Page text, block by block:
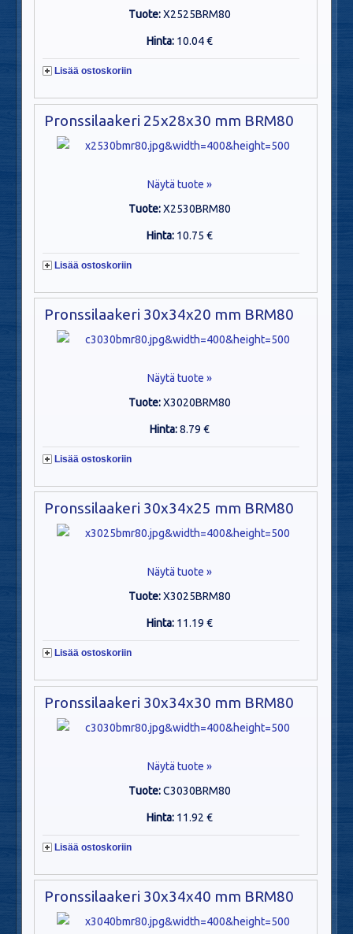
Tuote:X2525BRM80
Hinta: 10.04 €
Lisää ostoskoriin
Pronssilaakeri 25x28x30 mm BRM80
Näytä tuote »
Tuote:X2530BRM80
Hinta: 10.75 €
Lisää ostoskoriin
Pronssilaakeri 30x34x20 mm BRM80
Näytä tuote »
Tuote:X3020BRM80
Hinta:8.79 €
Lisää ostoskoriin
Pronssilaakeri 30x34x25 mm BRM80
Näytä tuote »
Tuote:X3025BRM80
Hinta: 11.19 €
Lisää ostoskoriin
Pronssilaakeri 30x34x30 mm BRM80
Näytä tuote »
Tuote:C3030BRM80
Hinta: 11.92 €
Lisää ostoskoriin
Pronssilaakeri 30x34x40 mm BRM80